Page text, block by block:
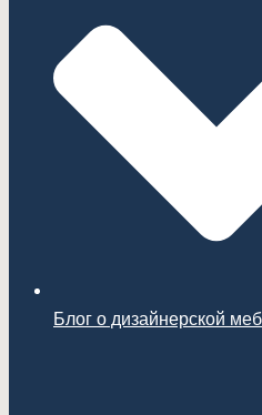
Блог о дизайнерской